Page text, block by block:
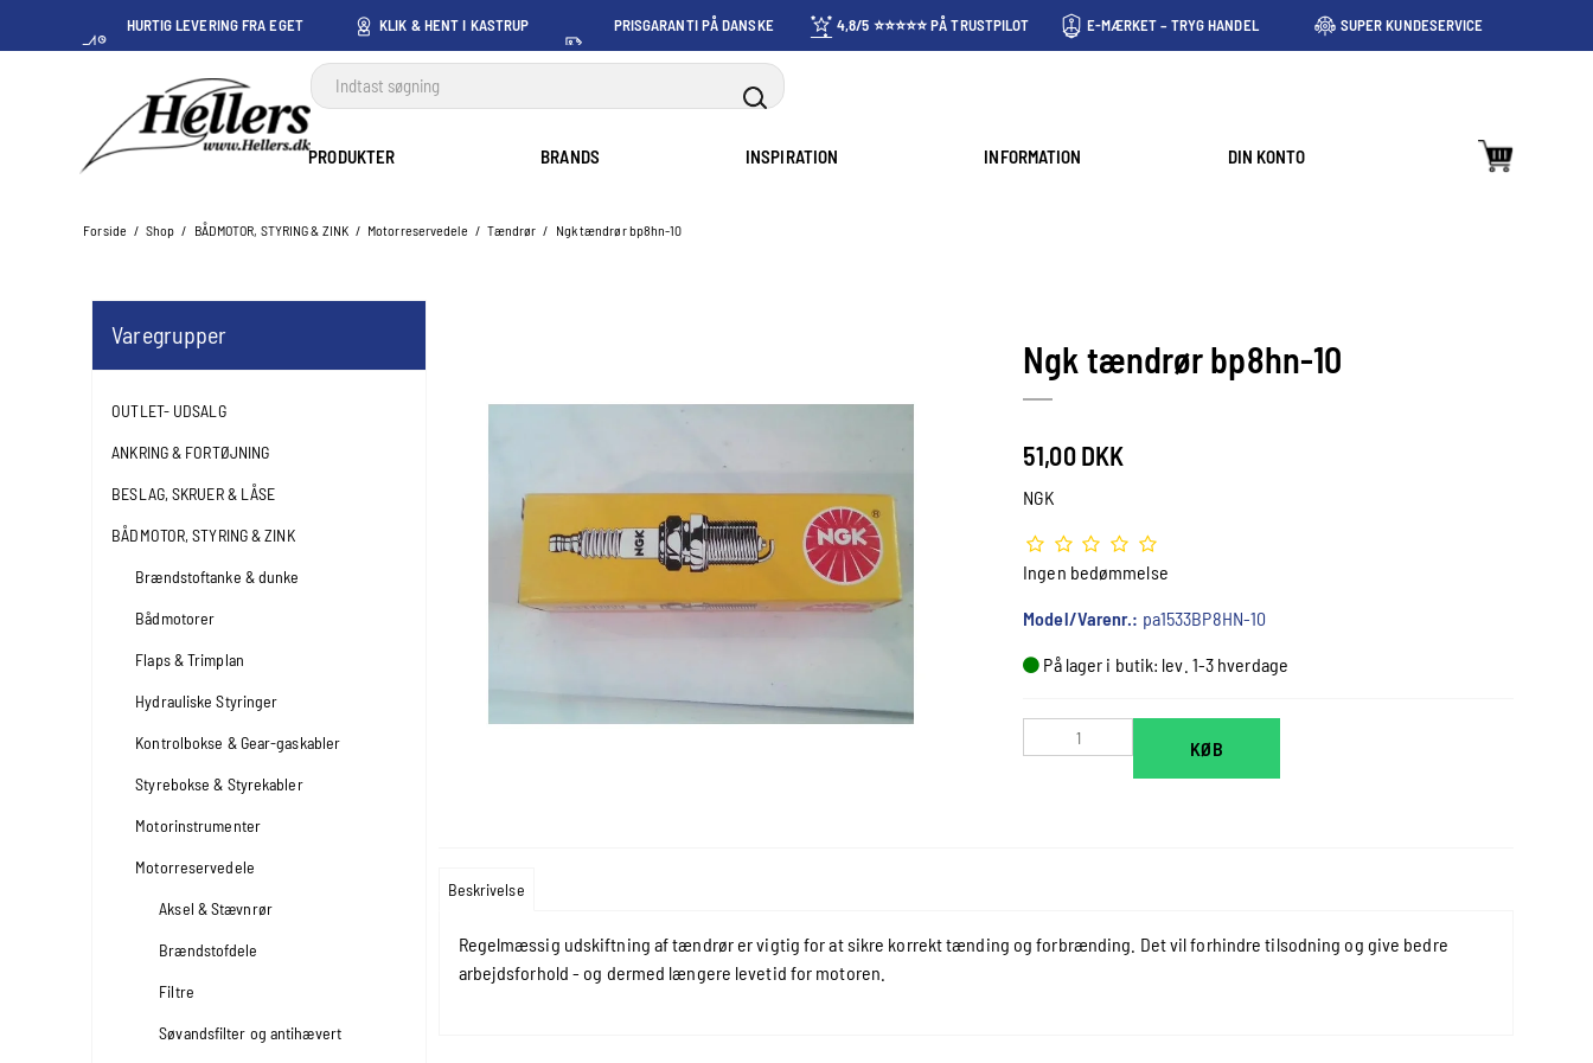
HURTIG LEVERING FRA EGET KLIK & HENT I KASTRUP PRISGARANTI PÅ DANSKE
PRISER
4,8/5 ⭐⭐⭐⭐⭐ PÅ TRUSTPILOT E-MÆRKET – TRYG HANDEL SUPER KUNDESERVICE
PRODUKTER BRANDS INSPIRATION INFORMATION DIN KONTO
Forside / Shop / BÅDMOTOR, STYRING & ZINK / Motorreservedele / Tændrør / Ngk tændrør bp8hn-10
Varegrupper
OUTLET- UDSALG
ANKRING & FORTØJNING
BESLAG, SKRUER & LÅSE
BÅDMOTOR, STYRING & ZINK
Brændstoftanke & dunke
Bådmotorer
Flaps & Trimplan
Hydrauliske Styringer
Kontrolbokse & Gear-gaskabler
Styrebokse & Styrekabler
Motorinstrumenter
Motorreservedele
Aksel & Stævnrør
Brændstofdele
Filtre
Søvandsfilter og antihævert
Ngk tændrør bp8hn-10
51,00 DKK
NGK
Ingen bedømmelse
Model/Varenr.: pa1533BP8HN-10
På lager i butik: lev. 1-3 hverdage
KØB
Beskrivelse
Regelmæssig udskiftning af tændrør er vigtig for at sikre korrekt tænding og forbrænding. Det vil forhindre tilsodning og give bedre
arbejdsforhold - og dermed længere levetid for motoren.